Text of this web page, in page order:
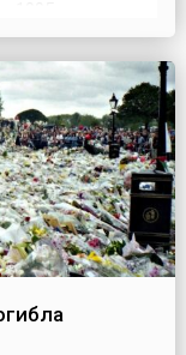
рок-н-ролла